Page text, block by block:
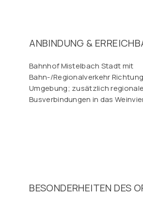
ANBINDUNG &
Bahnhof Mistelbach Stadt mit
Bahn-/Regionalverkehr
Umgebung; zusätzlich regionale
Busverbindungen in das
BESONDERHEITEN DES